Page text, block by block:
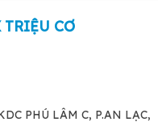
CƠ
PHÚ LÂM C, P.AN LẠC,